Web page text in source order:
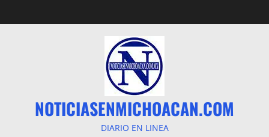
al
NOTICIASENMICHOACAN.COM
DIARIO EN LINEA